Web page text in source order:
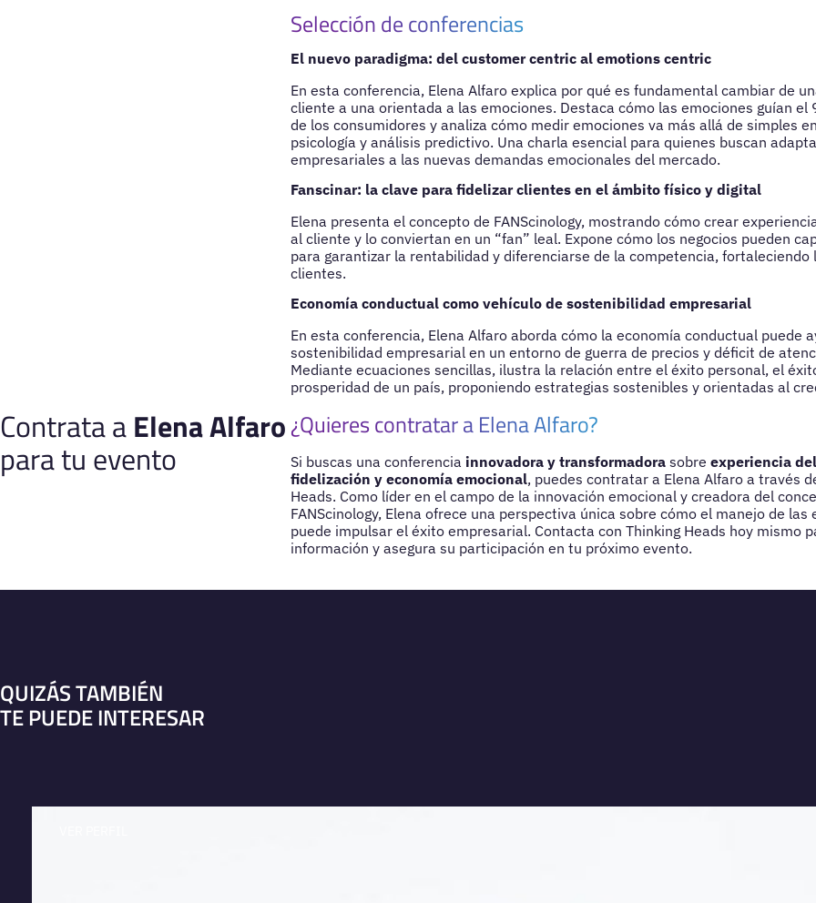
Selección de conferencias
El nuevo paradigma: del customer centric al emotions centric
En esta conferencia, Elena Alfaro explica por qué es fundamental cambiar de
cliente a una orientada a las emociones. Destaca cómo las emociones guían el
de los consumidores y analiza cómo medir emociones va más allá de simples
psicología y análisis predictivo. Una charla esencial para quienes buscan
empresariales a las nuevas demandas emocionales del mercado.
Fanscinar: la clave para fidelizar clientes en el ámbito físico y digital
Elena presenta el concepto de FANScinology, mostrando cómo crear
al cliente y lo conviertan en un “fan” leal. Expone cómo los negocios pueden
para garantizar la rentabilidad y diferenciarse de la competencia, fortaleciendo
clientes.
Economía conductual como vehículo de sostenibilidad empresarial
En esta conferencia, Elena Alfaro aborda cómo la economía conductual puede
sostenibilidad empresarial en un entorno de guerra de precios y déficit de
Mediante ecuaciones sencillas, ilustra la relación entre el éxito personal, el
prosperidad de un país, proponiendo estrategias sostenibles y orientadas al
Contrata aElena Alfaro
para tu evento
¿Quieres contratar a Elena Alfaro?
Si buscas una conferencia innovadora y transformadorasobre experiencia
fidelización y economía emocional, puedes contratar a Elena Alfaro a través
Heads. Como líder en el campo de la innovación emocional y creadora del
FANScinology, Elena ofrece una perspectiva única sobre cómo el manejo de las
puede impulsar el éxito empresarial. Contacta con Thinking Heads hoy mismo
información y asegura su participación en tu próximo evento.
QUIZÁS TAMBIÉN
TE PUEDE INTERESAR